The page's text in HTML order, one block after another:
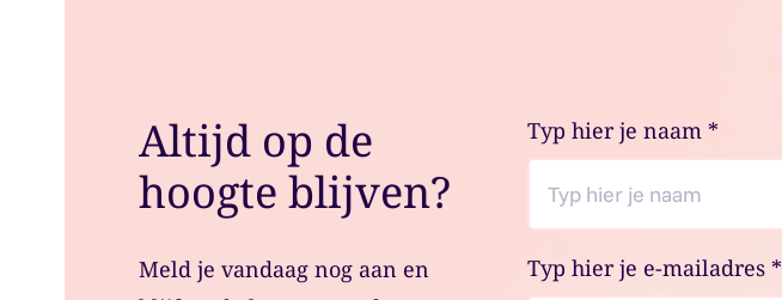
Altijd op de
hoogte blijven?
Meld je vandaag nog aan en
Typ hier je naam *
Typ hier je e-mailadres *